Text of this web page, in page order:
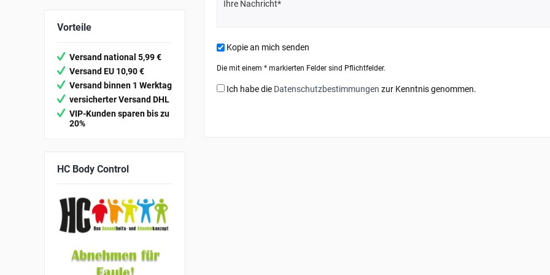
Vorteile
Versand national 5,99 €
Versand EU 10,90 €
Versand binnen 1 Werktag
versicherter Versand DHL
VIP-Kunden sparen bis zu
20%
HC Body Control
Kopie an mich senden
Die mit einem * markierten Felder sind Pflichtfelder.
Ich habe die Datenschutzbestimmungen zur Kenntnis genommen.